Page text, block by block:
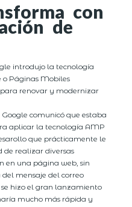
con
de
introdujo la tecnología
Páginas Mobiles
renovar y modernizar
comunicó que estaba
aplicar la tecnología AMP
que prácticamente le
de realizar diversas
en una página web, sin
mensaje del correo
hizo el gran lanzamiento
mucho más rápida y